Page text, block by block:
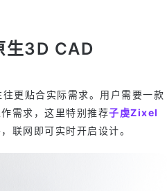
生3D CAD
更贴合实际需求。用户需要一款
需求，这里特别推荐子虔Zixel
联网即可实时开启设计。